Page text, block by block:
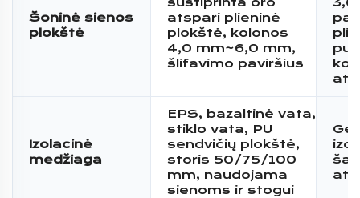
Šoninė sienos
plokštė
atspari plieninė
plokštė, kolonos
4,0 mm~6,0 mm,
šlifavimo paviršius
Izolacinė
medžiaga
EPS, bazaltinė vata,
stiklo vata, PU
sendvičių plokštė,
storis 50/75/100
mm, naudojama
sienoms ir stogui